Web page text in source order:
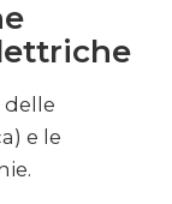
delle
e le